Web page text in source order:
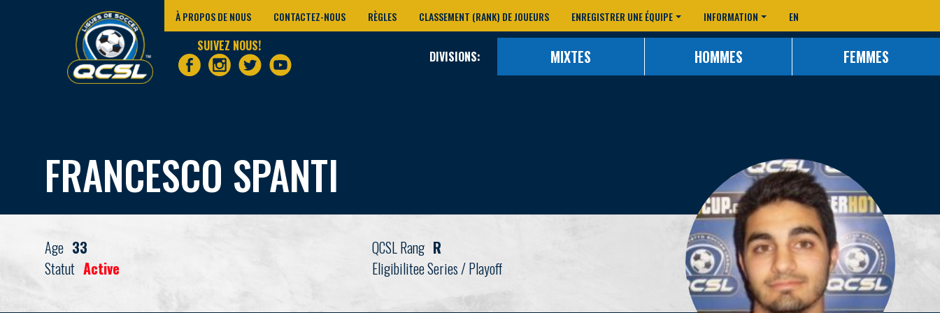
À PROPOS DE NOUS CONTACTEZ-NOUS RÈGLES CLASSEMENT (RANK) DE JOUEURS ENREGISTRER UNE ÉQUIPE INFORMATION EN
SUIVEZ NOUS!
DIVISIONS: MIXTES HOMMES FEMMES
FRANCESCO SPANTI
Age 33
Statut Active
QCSL Rang R
Eligibilitee Series / Playoff